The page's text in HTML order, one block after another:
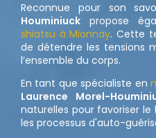
Reconnue pour son
Houminiuck propose
shiatsu à Mionnay. Cette
de détendre les tensions
l’ensemble du corps.
En tant que spécialiste en
Laurence Morel-
naturelles pour favoriser
les processus d'auto-